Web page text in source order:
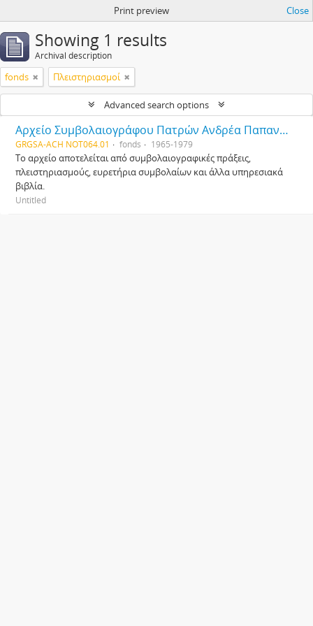
Print preview Close
Showing 1 results
Archival description
fonds Πλειστηριασμοί
Advanced search options
Αρχείο Συμβολαιογράφου Πατρών Ανδρέα Παπανδρεόπουλου
GRGSA-ACH NOT064.01 fonds 1965-1979
Το αρχείο αποτελείται από συμβολαιογραφικές πράξεις,
πλειστηριασμούς, ευρετήρια συμβολαίων και άλλα υπηρεσιακά
βιβλία.
Untitled